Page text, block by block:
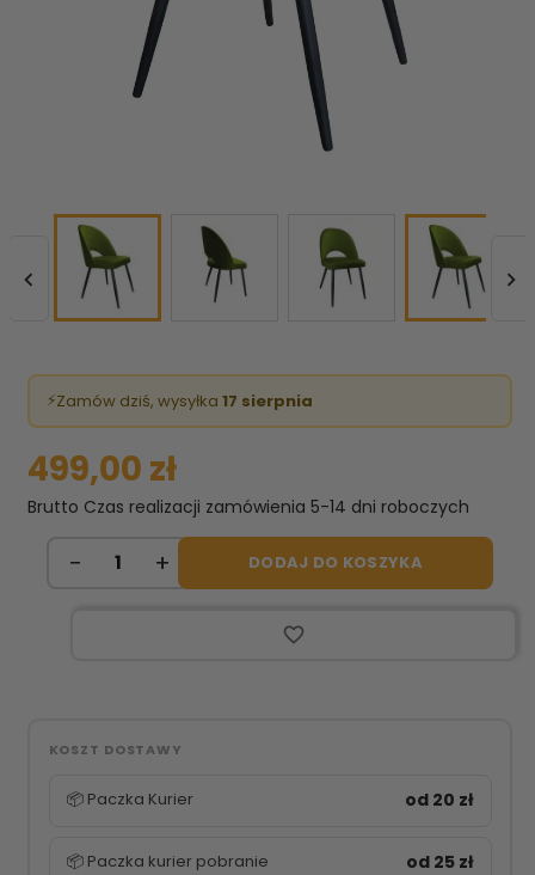
 
⚡Zamów dziś, wysyłka 17 sierpnia
499,00 zł
Brutto Czas realizacji zamówienia 5-14 dni roboczych
DODAJ DO KOSZYKA
favorite_border
KOSZT DOSTAWY
📦 Paczka Kurier od 20 zł
📦 Paczka kurier pobranie od 25 zł